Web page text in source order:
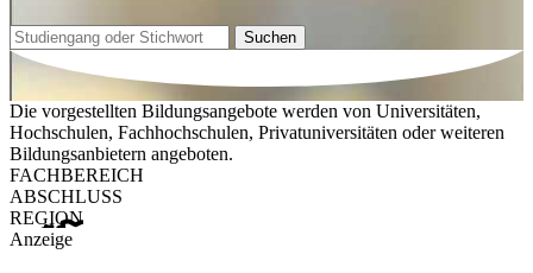
Suchen
Die vorgestellten Bildungsangebote werden von Universitäten,
Hochschulen, Fachhochschulen, Privatuniversitäten oder weiteren
Bildungsanbietern angeboten.
FACHBEREICH
ABSCHLUSS
REGION
Anzeige